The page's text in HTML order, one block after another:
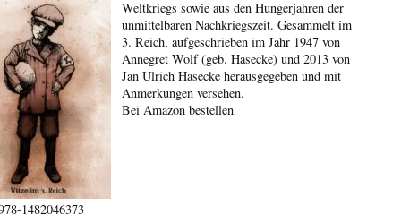
1482046373
Weltkriegs sowie aus den Hungerjahren der
unmittelbaren Nachkriegszeit. Gesammelt im
3. Reich, aufgeschrieben im Jahr 1947 von
Annegret Wolf (geb. Hasecke) und 2013 von
Jan Ulrich Hasecke herausgegeben und mit
Anmerkungen versehen.
Bei Amazon bestellen